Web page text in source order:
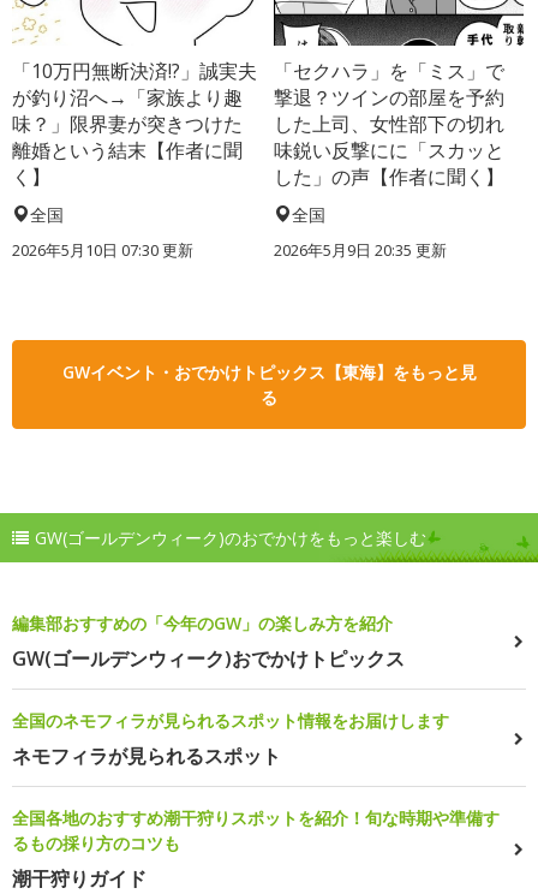
「10万円無断決済!?」誠実夫
が釣り沼へ→「家族より趣
味？」限界妻が突きつけた
離婚という結末【作者に聞
く】
全国
2026年5月10日 07:30 更新
「セクハラ」を「ミス」で
撃退？ツインの部屋を予約
した上司、女性部下の切れ
味鋭い反撃にに「スカッと
した」の声【作者に聞く】
全国
2026年5月9日 20:35 更新
GWイベント・おでかけトピックス【東海】をもっと見
る
GW(ゴールデンウィーク)のおでかけをもっと楽しむ
編集部おすすめの「今年のGW」の楽しみ方を紹介
GW(ゴールデンウィーク)おでかけトピックス
全国のネモフィラが見られるスポット情報をお届けします
ネモフィラが見られるスポット
全国各地のおすすめ潮干狩りスポットを紹介！旬な時期や準備す
るもの採り方のコツも
潮干狩りガイド